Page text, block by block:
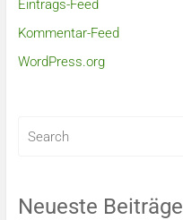
Eintrags-Feed
Kommentar-Feed
WordPress.org
Neueste Beiträge